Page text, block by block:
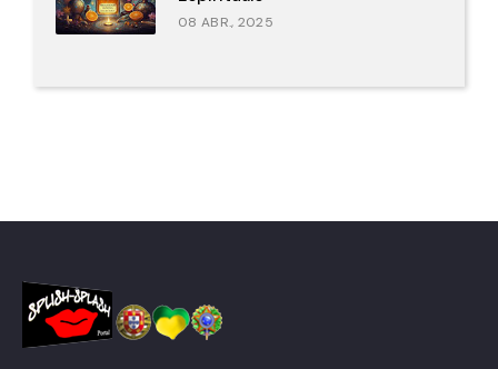
08 ABR., 2025